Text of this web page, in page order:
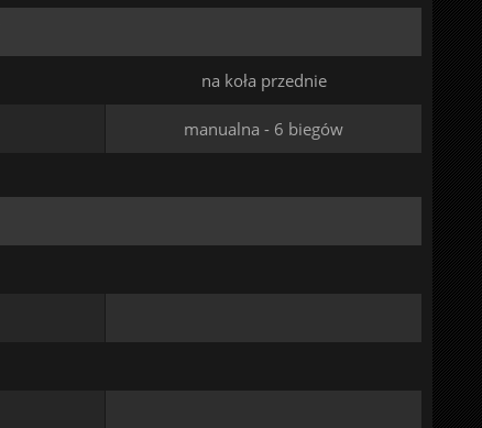
na koła przednie
manualna - 6 biegów